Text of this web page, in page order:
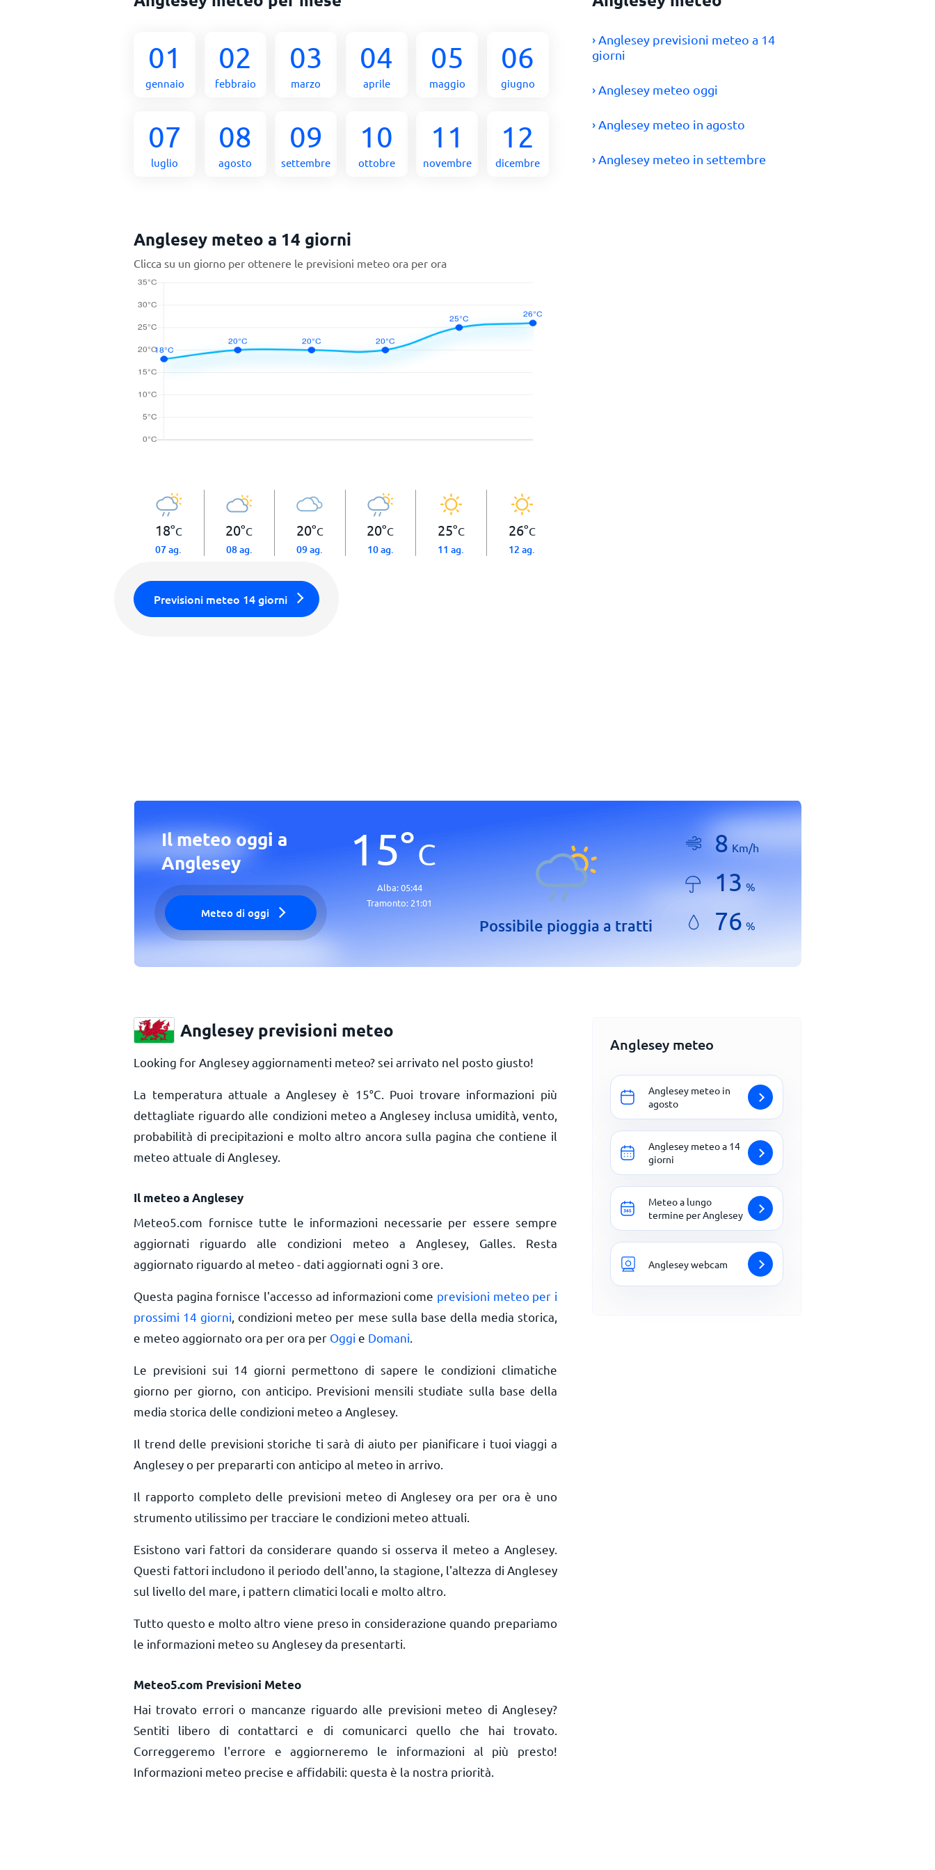
01
gennaio
02
febbraio
03
marzo
04
aprile
05
maggio
06
giugno
07
luglio
08
agosto
09
settembre
10
ottobre
11
novembre
12
dicembre
› Anglesey previsioni meteo a 14
giorni
› Anglesey meteo oggi
› Anglesey meteo in agosto
› Anglesey meteo in settembre
Anglesey meteo a 14 giorni
Clicca su un giorno per ottenere le previsioni meteo ora per ora
18°C
07 ag.
20°C
08 ag.
20°C
09 ag.
20°C
10 ag.
25°C
11 ag.
26°C
12 ag.
Previsioni meteo 14 giorni
Il meteo oggi a
Anglesey
Meteo di oggi
15°C
Alba:05:44
Tramonto: 21:01
Possibile pioggia a tratti
8 Km/h
13 %
76 %
Anglesey previsioni meteo
Looking for Anglesey aggiornamenti meteo? sei arrivato nel posto giusto!
La temperatura attuale a Anglesey è 15°C . Puoi trovare informazioni più
dettagliate riguardo alle condizioni meteo a Anglesey inclusa umidità, vento,
probabilità di precipitazioni e molto altro ancora sulla pagina che contiene il
meteo attuale di Anglesey.
Il meteo a Anglesey
Meteo5.com fornisce tutte le informazioni necessarie per essere sempre
aggiornati riguardo alle condizioni meteo a Anglesey, Galles. Resta
aggiornato riguardo al meteo - dati aggiornati ogni 3 ore.
Questa pagina fornisce l'accesso ad informazioni come previsioni meteo per i
prossimi 14 giorni , condizioni meteo per mese sulla base della media storica,
e meteo aggiornato ora per ora per Oggi e Domani
Le previsioni sui 14 giorni permettono di sapere le condizioni climatiche
giorno per giorno, con anticipo. Previsioni mensili studiate sulla base della
media storica delle condizioni meteo a Anglesey.
Il trend delle previsioni storiche ti sarà di aiuto per pianificare i tuoi viaggi a
Anglesey o per prepararti con anticipo al meteo in arrivo.
Il rapporto completo delle previsioni meteo di Anglesey ora per ora è uno
strumento utilissimo per tracciare le condizioni meteo attuali.
Esistono vari fattori da considerare quando si osserva il meteo a Anglesey.
Questi fattori includono il periodo dell'anno, la stagione, l'altezza di Anglesey
sul livello del mare, i pattern climatici locali e molto altro.
Tutto questo e molto altro viene preso in considerazione quando prepariamo
le informazioni meteo su Anglesey da presentarti.
Meteo5.com Previsioni Meteo
Hai trovato errori o mancanze riguardo alle previsioni meteo di Anglesey?
Sentiti libero di contattarci e di comunicarci quello che hai trovato.
Correggeremo l'errore e aggiorneremo le informazioni al più presto!
Informazioni meteo precise e affidabili: questa è la nostra priorità.
Anglesey meteo
Anglesey meteo in
agosto
Anglesey meteo a 14
giorni
Meteo a lungo
termine per Anglesey
Anglesey webcam